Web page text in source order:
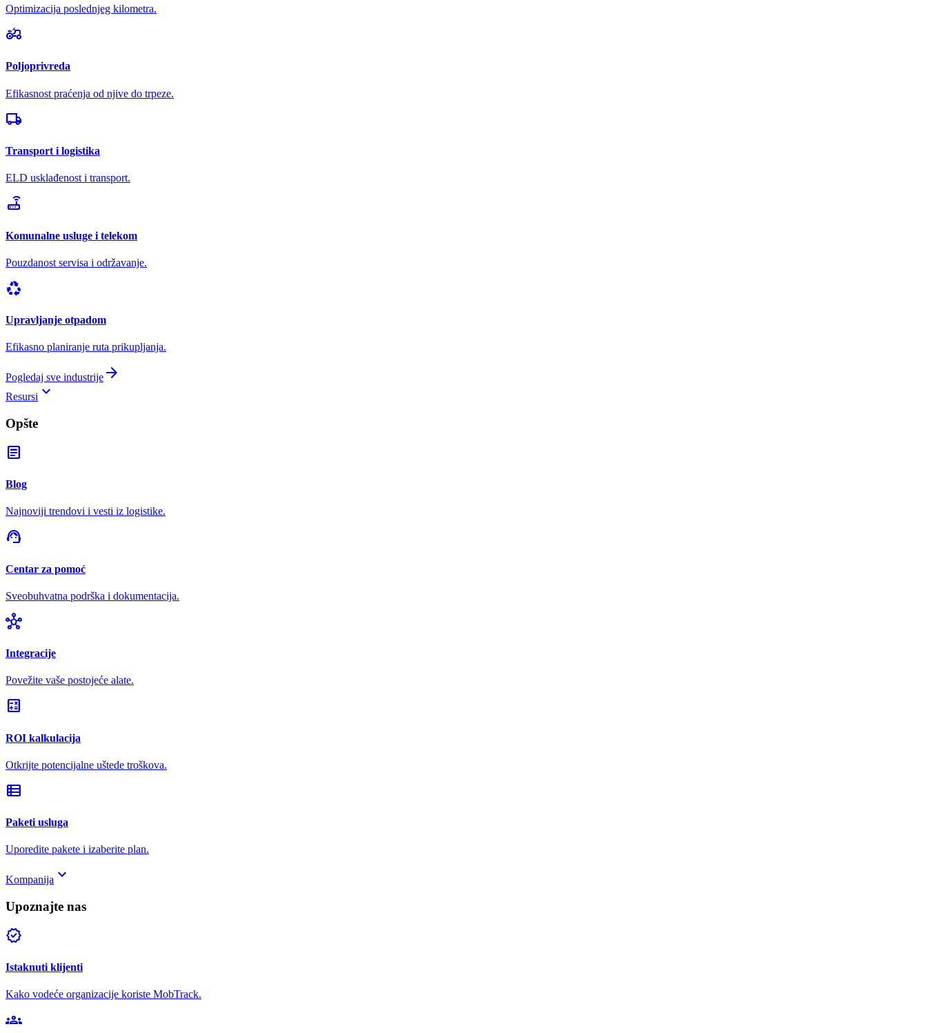
Optimizacija poslednjeg kilometra.
agriculture
Poljoprivreda
Efikasnost praćenja od njive do trpeze.
local_shipping
Transport i logistika
ELD usklađenost i transport.
router
Komunalne usluge i telekom
Pouzdanost servisa i održavanje.
recycling
Upravljanje otpadom
Efikasno planiranje ruta prikupljanja.
Pogledaj sve industrije arrow_forward
Resursi keyboard_arrow_down
Opšte
article
Blog
Najnoviji trendovi i vesti iz logistike.
support_agent
Centar za pomoć
Sveobuhvatna podrška i dokumentacija.
hub
Integracije
Povežite vaše postojeće alate.
calculate
ROI kalkulacija
Otkrijte potencijalne uštede troškova.
view_list
Paketi usluga
Uporedite pakete i izaberite plan.
Kompanija keyboard_arrow_down
Upoznajte nas
verified
Istaknuti klijenti
Kako vodeće organizacije koriste MobTrack.
groups